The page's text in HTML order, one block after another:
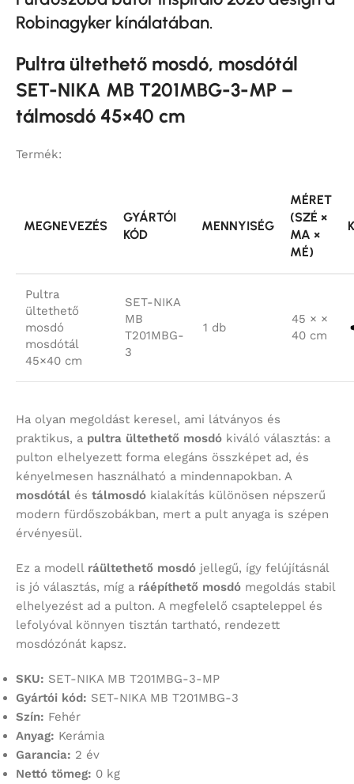
Robinagyker kínálatában.
Pultra ültethető mosdó, mosdótál
SET-NIKA MB T201MBG-3-MP –
tálmosdó 45×40 cm
Termék:
MEGNEVEZÉS
GYÁRTÓI
KÓD
MENNYISÉG
MÉRET
(SZÉ ×
MA ×
MÉ)
Pultra
ültethető
mosdó
mosdótál
45×40 cm
SET-NIKA
MB
T201MBG-
3
1 db
45 × ×
40 cm
Ha olyan megoldást keresel, ami látványos és
praktikus, a pultra ültethető mosdó kiváló választás: a
pulton elhelyezett forma elegáns összképet ad, és
kényelmesen használható a mindennapokban. A
mosdótál és tálmosdó kialakítás különösen népszerű
modern fürdőszobákban, mert a pult anyaga is szépen
érvényesül.
Ez a modell ráültethető mosdó jellegű, így felújításnál
is jó választás, míg a ráépíthető mosdó megoldás stabil
elhelyezést ad a pulton. A megfelelő csapteleppel és
lefolyóval könnyen tisztán tartható, rendezett
mosdózónát kapsz.
SKU: SET-NIKA MB T201MBG-3-MP
Gyártói kód: SET-NIKA MB T201MBG-3
Szín: Fehér
Anyag: Kerámia
Garancia: 2 év
Nettó tömeg: 0 kg